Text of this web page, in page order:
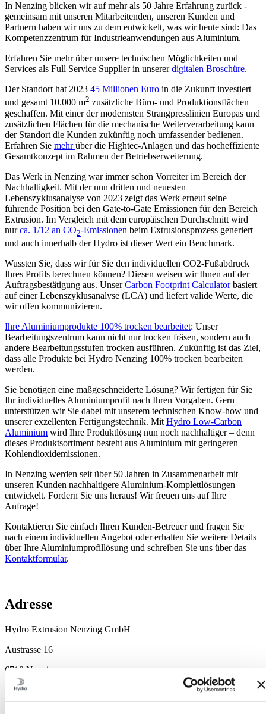
In Nenzing blicken wir auf mehr als 50 Jahre Erfahrung zurück -
gemeinsam mit unseren Mitarbeitenden, unseren Kunden und
Partnern haben wir uns zu dem entwickelt, was wir heute sind: Das
Kompetenzzentrum für Industrieanwendungen aus Aluminium.
Erfahren Sie mehr über unsere technischen Möglichkeiten und
Services als Full Service Supplier in unsererdigitalen Broschüre.
Der Standort hat 2023 45 Millionen Euro in die Zukunft investiert
und gesamt 10.000 m2 zusätzliche Büro- und Produktionsflächen
geschaffen. Mit einer der modernsten Strangpresslinien Europas und
zusätzlichen Flächen für die mechanische Weiterverarbeitung kann
der Standort die Kunden zukünftig noch umfassender bedienen.
Erfahren Sie mehrüber die Hightec-Anlagen und das hocheffiziente
Gesamtkonzept im Rahmen der Betriebserweiterung.
Das Werk in Nenzing war immer schon Vorreiter im Bereich der
Nachhaltigkeit. Mit der nun dritten und neuesten
Lebenszyklusanalyse von 2023 zeigt das Werk erneut seine
führende Position bei den Gate-to-Gate Emissionen für den Bereich
Extrusion. Im Vergleich mit dem europäischen Durchschnitt wird
nurca. 1/12 an CO2-Emissionen beim Extrusionsprozess generiert
und auch innerhalb der Hydro ist dieser Wert ein Benchmark.
Wussten Sie, dass wir für Sie den individuellen CO2-Fußabdruck
Ihres Profils berechnen können? Diesen weisen wir Ihnen auf der
Auftragsbestätigung aus. UnserCarbon Footprint Calculatorbasiert
auf einer Lebenszyklusanalyse (LCA) und liefert valide Werte, die
wir offen kommunizieren.
Ihre Aluminiumprodukte 100% trocken bearbeitet: Unser
Bearbeitungszentrum kann nicht nur trocken fräsen, sondern auch
andere Bearbeitungsstufen trocken ausführen. Zukünftig ist das Ziel,
dass alle Produkte bei Hydro Nenzing 100% trocken bearbeiten
werden.
Sie benötigen eine maßgeschneiderte Lösung? Wir fertigen für Sie
Ihr individuelles Aluminiumprofil nach Ihren Vorgaben. Gern
unterstützen wir Sie dabei mit unserem technischen Know-how und
unserer exzellenten Fertigungstechnik. Mit Hydro Low-Carbon
Aluminium wird Ihre Produktlösung nun noch nachhaltiger – denn
dieses Produktsortiment besteht aus Aluminium mit geringeren
Kohlendioxidemissionen.
In Nenzing werden seit über 50 Jahren in Zusammenarbeit mit
unseren Kunden nachhaltigere Aluminium-Komplettlösungen
entwickelt. Fordern Sie uns heraus! Wir freuen uns auf Ihre
Anfrage!
Kontaktieren Sie einfach Ihren Kunden-Betreuer und fragen Sie
nach einem individuellen Angebot oder erhalten Sie weitere Details
über Ihre Aluminiumprofillösung und schreiben Sie uns über das
Kontaktformular.
Adresse
Hydro Extrusion Nenzing GmbH
Austrasse 16
6710 Nenzing
Austria